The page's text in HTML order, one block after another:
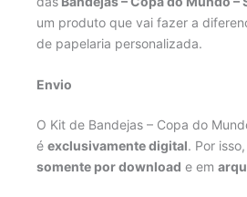
um produto que vai fazer a
de papelaria personalizada.
Envio
O Kit de Bandejas – Copa do
é exclusivamente digital. Por
somente por download e em